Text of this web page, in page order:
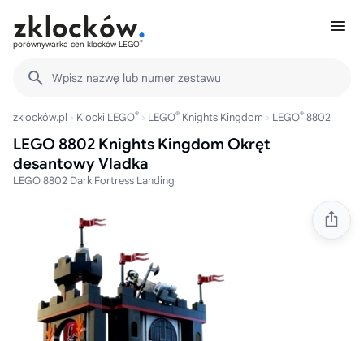
porównywarka cen klocków LEGO®
Wpisz nazwę lub numer zestawu
zklocków.pl Klocki LEGO® LEGO® Knights Kingdom LEGO® 8802
LEGO 8802 Knights Kingdom Okręt
desantowy Vladka
LEGO 8802 Dark Fortress Landing